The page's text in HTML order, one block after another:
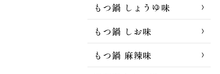
もつ鍋 しょうゆ味
もつ鍋 しお味
もつ鍋 麻辣味